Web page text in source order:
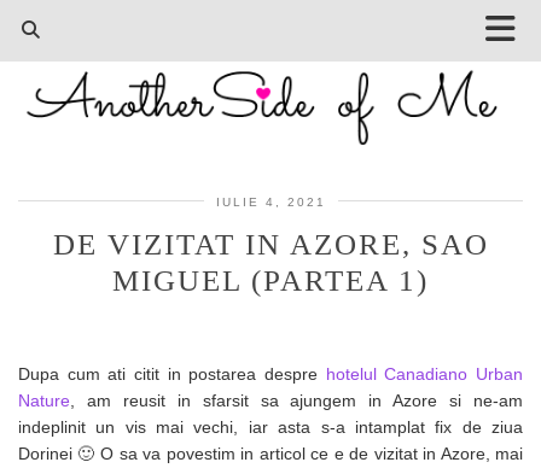
IULIE 4, 2021
DE VIZITAT IN AZORE, SAO
MIGUEL (PARTEA 1)
Dupa cum ati citit in postarea despre hotelul Canadiano Urban
Nature , am reusit in sfarsit sa ajungem in Azore si ne-am
indeplinit un vis mai vechi, iar asta s-a intamplat fix de ziua
Dorinei 🙂 O sa va povestim in articol ce e de vizitat in Azore, mai